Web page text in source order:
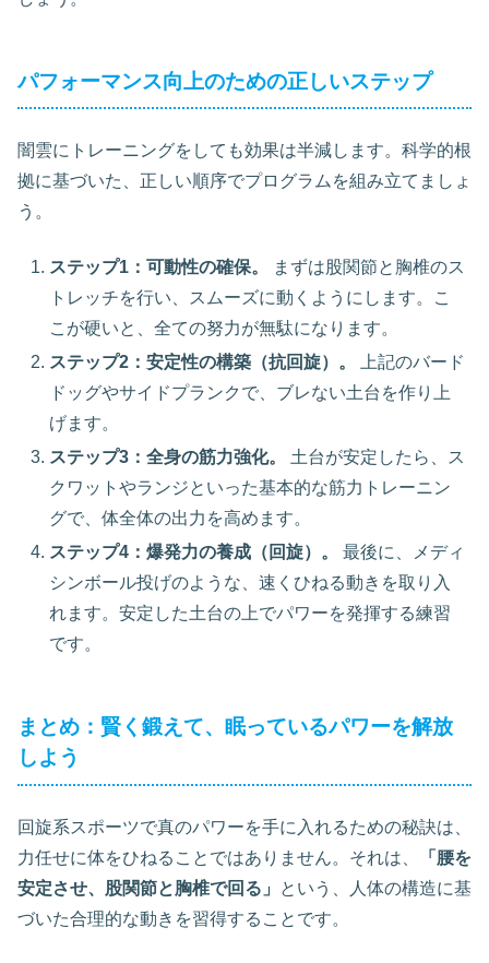
パフォーマンス向上のための正しいステップ
闇雲にトレーニングをしても効果は半減します。科学的根
拠に基づいた、正しい順序でプログラムを組み立てましょ
う。
ステップ1：可動性の確保。
まずは股関節と胸椎のス
トレッチを行い、スムーズに動くようにします。こ
こが硬いと、全ての努力が無駄になります。
ステップ2：安定性の構築（抗回旋）。
上記のバード
ドッグやサイドプランクで、ブレない土台を作り上
げます。
ステップ3：全身の筋力強化。
土台が安定したら、ス
クワットやランジといった基本的な筋力トレーニン
グで、体全体の出力を高めます。
ステップ4：爆発力の養成（回旋）。
最後に、メディ
シンボール投げのような、速くひねる動きを取り入
れます。安定した土台の上でパワーを発揮する練習
です。
まとめ：賢く鍛えて、眠っているパワーを解放
しよう
回旋系スポーツで真のパワーを手に入れるための秘訣は、
力任せに体をひねることではありません。それは、
「腰を
安定させ、股関節と胸椎で回る」
という、人体の構造に基
づいた合理的な動きを習得することです。